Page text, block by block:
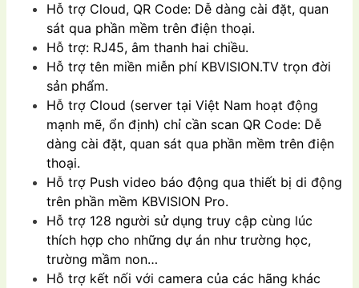
Hỗ trợ Cloud, QR Code: Dễ dàng cài đặt, quan
sát qua phần mềm trên điện thoại.
Hỗ trợ: RJ45, âm thanh hai chiều.
Hỗ trợ tên miền miễn phí KBVISION.TV trọn đời
sản phẩm.
Hỗ trợ Cloud (server tại Việt Nam hoạt động
mạnh mẽ, ổn định) chỉ cần scan QR Code: Dễ
dàng cài đặt, quan sát qua phần mềm trên điện
thoại.
Hỗ trợ Push video báo động qua thiết bị di động
trên phần mềm KBVISION Pro.
Hỗ trợ 128 người sử dụng truy cập cùng lúc
thích hợp cho những dự án như trường học,
trường mầm non…
Hỗ trợ kết nối với camera của các hãng khác